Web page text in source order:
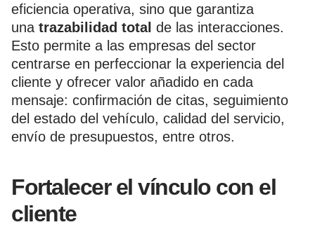
eficiencia operativa, sino que garantiza
una trazabilidad total de las interacciones.
Esto permite a las empresas del sector
centrarse en perfeccionar la experiencia del
cliente y ofrecer valor añadido en cada
mensaje: confirmación de citas, seguimiento
del estado del vehículo, calidad del servicio,
envío de presupuestos, entre otros.
Fortalecer el vínculo con el
cliente